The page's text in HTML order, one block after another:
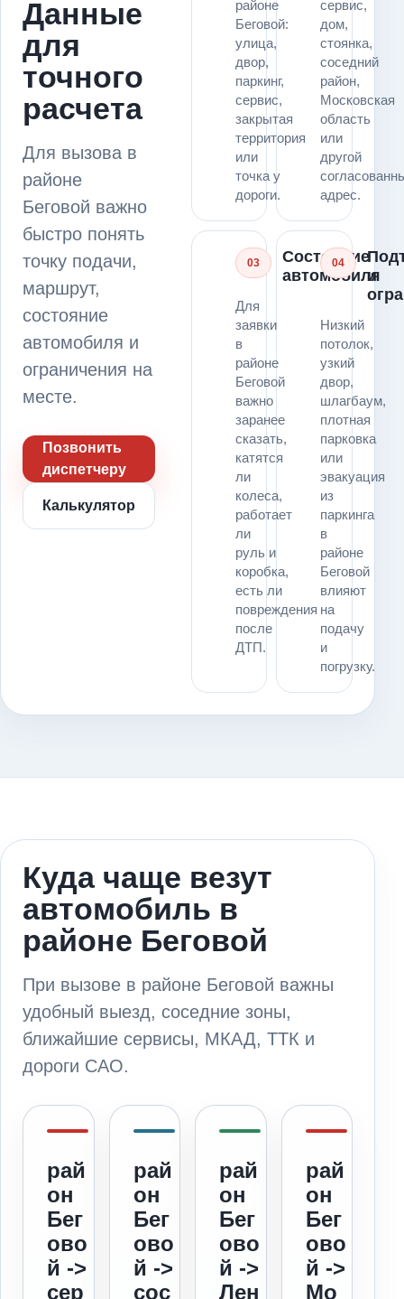
Данные
для
точного
расчета
Для вызова в
районе
Беговой важно
быстро понять
точку подачи,
маршрут,
состояние
автомобиля и
ограничения на
месте.
Позвонить
диспетчеру
Калькулятор
районе
Беговой:
улица,
двор,
паркинг,
сервис,
закрытая
территория
или
точка у
дороги.
сервис,
дом,
стоянка,
соседний
район,
Московская
область
или
другой
адрес.
03
Состояние
автомобиля
Для
заявки
в
районе
Беговой
важно
заранее
сказать,
катятся
ли
колеса,
работает
ли
руль и
коробка,
есть ли
повреждения
после
ДТП.
04
и
Низкий
потолок,
узкий
двор,
шлагбаум,
плотная
парковка
или
эвакуация
из
паркинга
в
районе
Беговой
влияют
на
подачу
и
погрузку.
Куда чаще везут
автомобиль в
районе Беговой
При вызове в районе Беговой важны
удобный выезд, соседние зоны,
ближайшие сервисы, МКАД, ТТК и
дороги САО.
рай
он
Бег
ово
й ->
сер
рай
он
Бег
ово
й ->
сос
рай
он
Бег
ово
й ->
Лен
рай
он
Бег
ово
й ->
Мо